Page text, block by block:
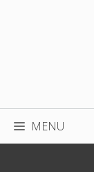
MENU